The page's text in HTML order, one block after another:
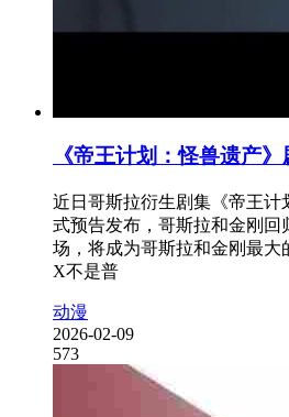
《帝王计划：怪兽遗产
近日哥斯拉衍生剧集《帝王计
式预告发布，哥斯拉和金刚回
场，将成为哥斯拉和金刚最大
X不是普
动漫
2026-02-09
573